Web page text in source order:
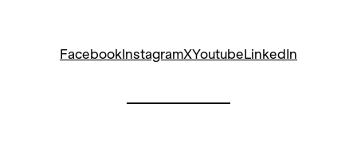
FacebookInstagramXYoutubeLinkedIn